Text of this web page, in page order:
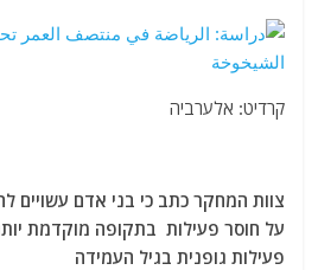
קרדיט: אלערביה
צוות המחקר כתב כי בני אדם עשויים
על חוסר פעילות בתקופה מוקדמת
פעילות גופנית בגיל העמידה